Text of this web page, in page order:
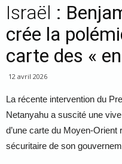
Israël :
crée la
carte des «
12 avril 2026
La récente intervention du
Netanyahu a suscité une
d’une carte du Moyen-
sécuritaire de son